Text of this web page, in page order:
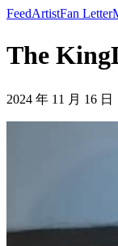
FeedArtistFan Letter
The
2024 年 11 月 16 日